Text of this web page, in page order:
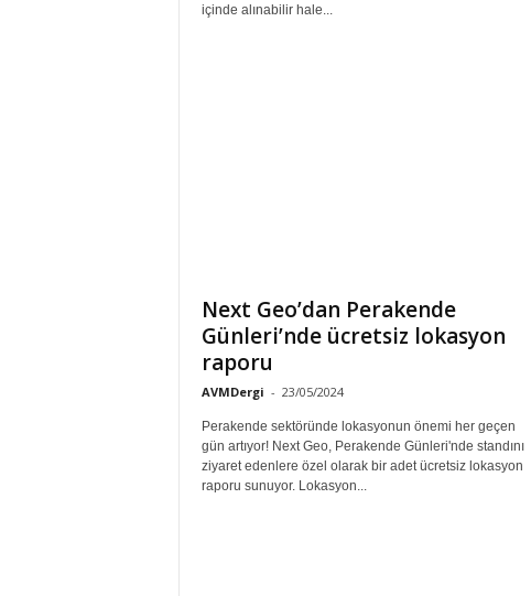
içinde alınabilir hale...
Next Geo’dan Perakende
Günleri’nde ücretsiz lokasyon
raporu
AVMDergi - 23/05/2024
Perakende sektöründe lokasyonun önemi her geçen
gün artıyor! Next Geo, Perakende Günleri'nde standını
ziyaret edenlere özel olarak bir adet ücretsiz lokasyon
raporu sunuyor. Lokasyon...